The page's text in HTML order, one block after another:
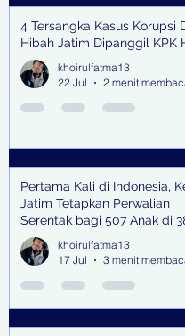
4 Tersangka Kasus Korupsi
Hibah Jatim Dipanggil KPK
khoirulfatma13
22 Jul
2 menit
Pertama Kali di Indonesia,
Jatim Tetapkan Perwalian
Serentak bagi 507 Anak di
Kabupaten & Kota
khoirulfatma13
17 Jul
3 menit